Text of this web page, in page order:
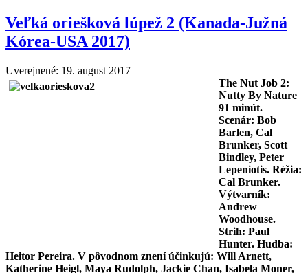
Veľká oriešková lúpež 2 (Kanada-Južná
Kórea-USA 2017)
Uverejnené: 19. august 2017
The Nut Job 2:
Nutty By Nature
91 minút.
Scenár: Bob
Barlen, Cal
Brunker, Scott
Bindley, Peter
Lepeniotis. Réžia:
Cal Brunker.
Výtvarník:
Andrew
Woodhouse.
Strih: Paul
Hunter. Hudba:
Heitor Pereira. V pôvodnom znení účinkujú: Will Arnett,
Katherine Heigl, Maya Rudolph, Jackie Chan, Isabela Moner,